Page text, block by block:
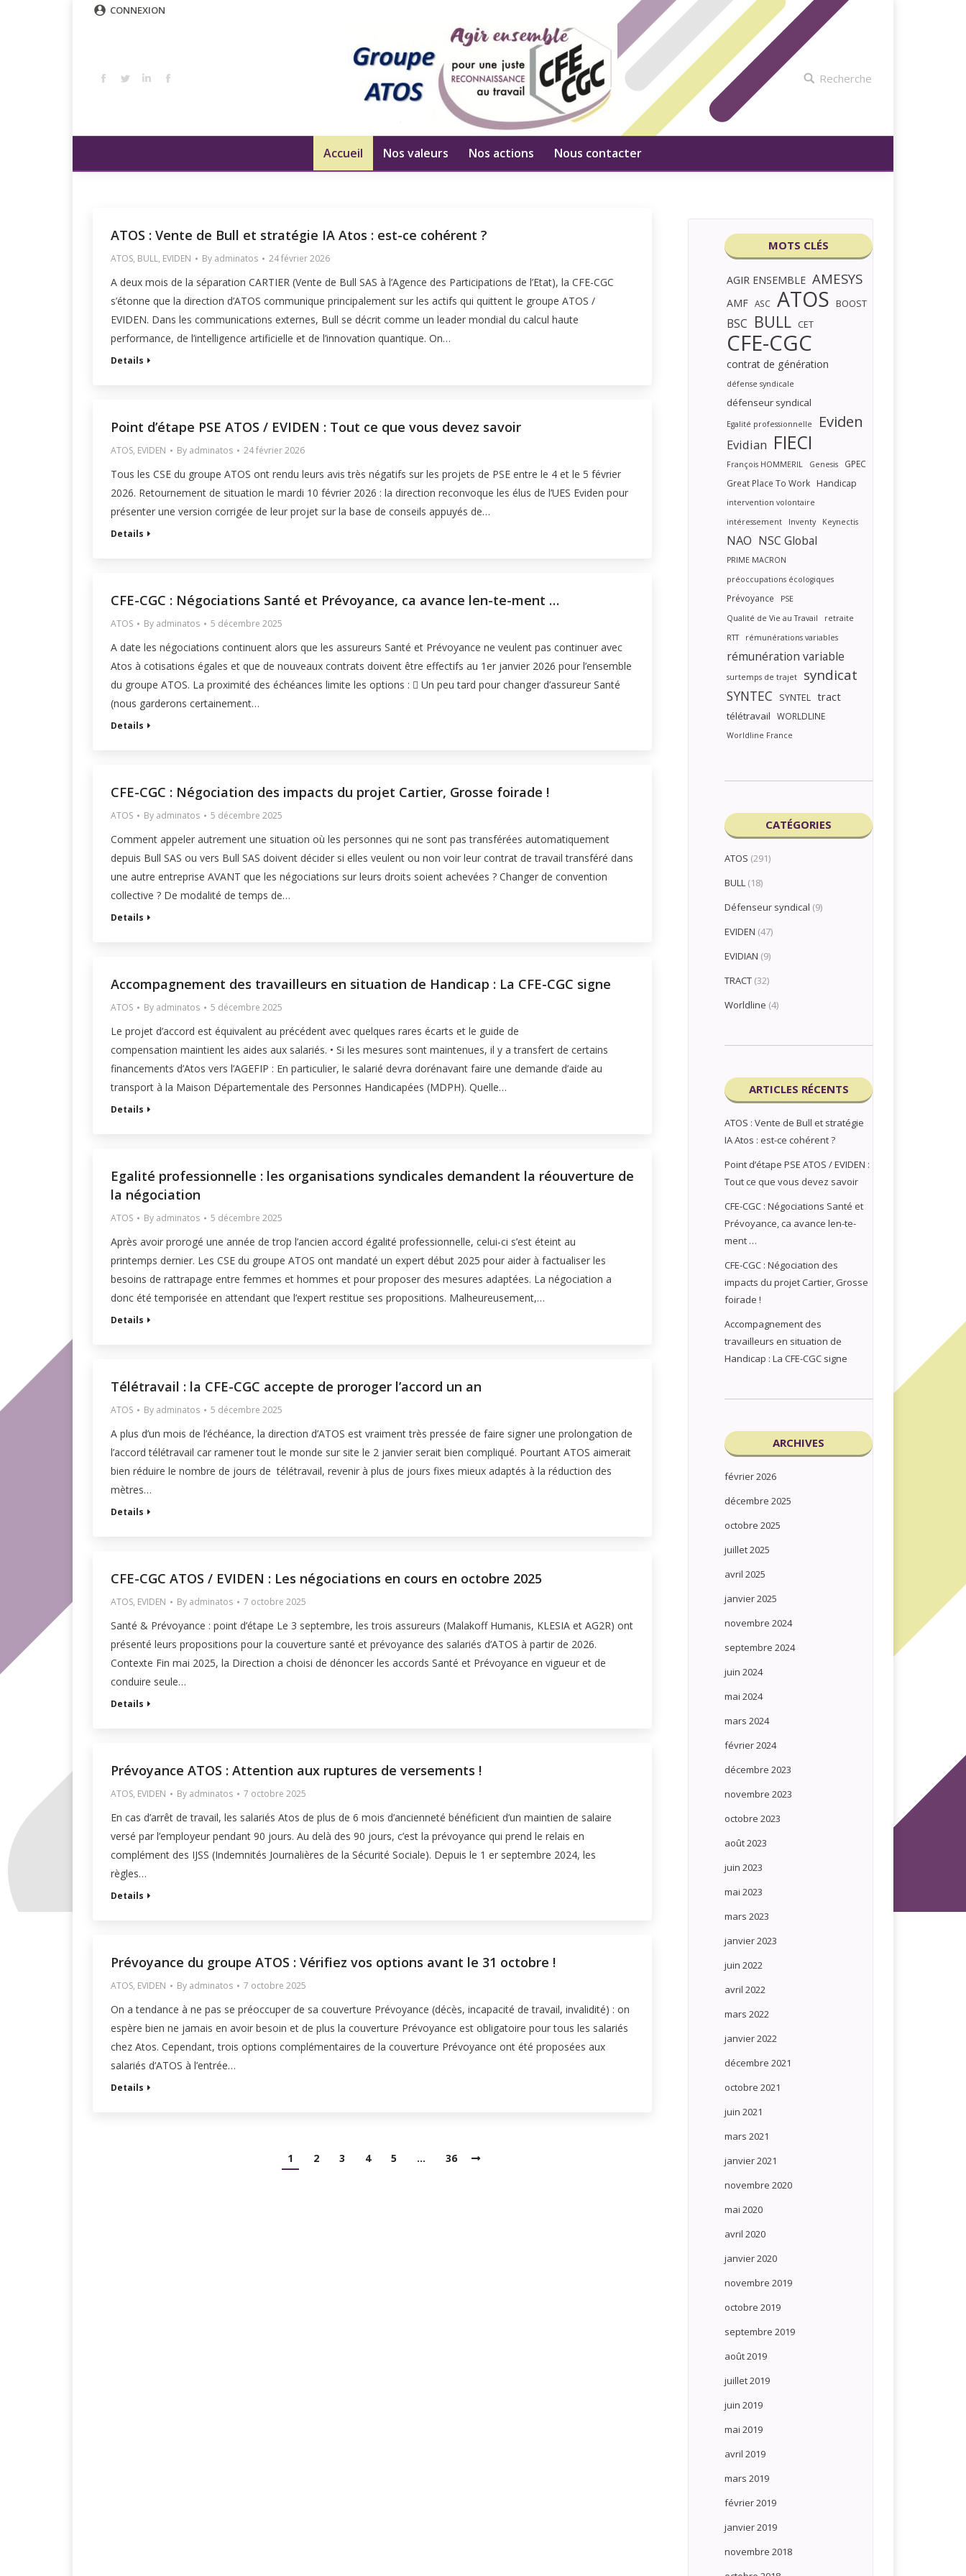
CONNEXION
Recherche
Accueil Nos valeurs Nos actions Nous contacter
ATOS : Vente de Bull et stratégie IA Atos : est-ce cohérent ?
ATOS, BULL, EVIDEN By adminatos 24 février 2026
A deux mois de la séparation CARTIER (Vente de Bull SAS à l’Agence des Participations de l’Etat), la CFE-CGC
s’étonne que la direction d’ATOS communique principalement sur les actifs qui quittent le groupe ATOS /
EVIDEN. Dans les communications externes, Bull se décrit comme un leader mondial du calcul haute
performance, de l’intelligence artificielle et de l’innovation quantique. On…
Details
Point d’étape PSE ATOS / EVIDEN : Tout ce que vous devez savoir
ATOS, EVIDEN By adminatos 24 février 2026
Tous les CSE du groupe ATOS ont rendu leurs avis très négatifs sur les projets de PSE entre le 4 et le 5 février
2026. Retournement de situation le mardi 10 février 2026 : la direction reconvoque les élus de l’UES Eviden pour
présenter une version corrigée de leur projet sur la base de conseils appuyés de…
Details
CFE-CGC : Négociations Santé et Prévoyance, ca avance len-te-ment …
ATOS By adminatos 5 décembre 2025
A date les négociations continuent alors que les assureurs Santé et Prévoyance ne veulent pas continuer avec
Atos à cotisations égales et que de nouveaux contrats doivent être effectifs au 1er janvier 2026 pour l’ensemble
du groupe ATOS. La proximité des échéances limite les options :  Un peu tard pour changer d’assureur Santé
(nous garderons certainement…
Details
CFE-CGC : Négociation des impacts du projet Cartier, Grosse foirade !
ATOS By adminatos 5 décembre 2025
Comment appeler autrement une situation où les personnes qui ne sont pas transférées automatiquement
depuis Bull SAS ou vers Bull SAS doivent décider si elles veulent ou non voir leur contrat de travail transféré dans
une autre entreprise AVANT que les négociations sur leurs droits soient achevées ? Changer de convention
collective ? De modalité de temps de…
Details
Accompagnement des travailleurs en situation de Handicap : La CFE-CGC signe
ATOS By adminatos 5 décembre 2025
Le projet d’accord est équivalent au précédent avec quelques rares écarts et le guide de
compensation maintient les aides aux salariés. • Si les mesures sont maintenues, il y a transfert de certains
financements d’Atos vers l’AGEFIP : En particulier, le salarié devra dorénavant faire une demande d’aide au
transport à la Maison Départementale des Personnes Handicapées (MDPH). Quelle…
Details
Egalité professionnelle : les organisations syndicales demandent la réouverture de
la négociation
ATOS By adminatos 5 décembre 2025
Après avoir prorogé une année de trop l’ancien accord égalité professionnelle, celui-ci s’est éteint au
printemps dernier. Les CSE du groupe ATOS ont mandaté un expert début 2025 pour aider à factualiser les
besoins de rattrapage entre femmes et hommes et pour proposer des mesures adaptées. La négociation a
donc été temporisée en attendant que l’expert restitue ses propositions. Malheureusement,…
Details
Télétravail : la CFE-CGC accepte de proroger l’accord un an
ATOS By adminatos 5 décembre 2025
A plus d’un mois de l’échéance, la direction d’ATOS est vraiment très pressée de faire signer une prolongation de
l’accord télétravail car ramener tout le monde sur site le 2 janvier serait bien compliqué. Pourtant ATOS aimerait
bien réduire le nombre de jours de télétravail, revenir à plus de jours fixes mieux adaptés à la réduction des
mètres…
Details
CFE-CGC ATOS / EVIDEN : Les négociations en cours en octobre 2025
ATOS, EVIDEN By adminatos 7 octobre 2025
Santé & Prévoyance : point d’étape Le 3 septembre, les trois assureurs (Malakoff Humanis, KLESIA et AG2R) ont
présenté leurs propositions pour la couverture santé et prévoyance des salariés d’ATOS à partir de 2026.
Contexte Fin mai 2025, la Direction a choisi de dénoncer les accords Santé et Prévoyance en vigueur et de
conduire seule…
Details
Prévoyance ATOS : Attention aux ruptures de versements !
ATOS, EVIDEN By adminatos 7 octobre 2025
En cas d’arrêt de travail, les salariés Atos de plus de 6 mois d’ancienneté bénéficient d’un maintien de salaire
versé par l’employeur pendant 90 jours. Au delà des 90 jours, c’est la prévoyance qui prend le relais en
complément des IJSS (Indemnités Journalières de la Sécurité Sociale). Depuis le 1 er septembre 2024, les
règles…
Details
Prévoyance du groupe ATOS : Vérifiez vos options avant le 31 octobre !
ATOS, EVIDEN By adminatos 7 octobre 2025
On a tendance à ne pas se préoccuper de sa couverture Prévoyance (décès, incapacité de travail, invalidité) : on
espère bien ne jamais en avoir besoin et de plus la couverture Prévoyance est obligatoire pour tous les salariés
chez Atos. Cependant, trois options complémentaires de la couverture Prévoyance ont été proposées aux
salariés d’ATOS à l’entrée…
Details
1 2 3 4 5 … 36
MOTS CLÉS
AGIR ENSEMBLE AMESYS
AMF ASC ATOS BOOST
BSC BULL CET
CFE-CGC
contrat de génération
défense syndicale
défenseur syndical
Egalité professionnelle Eviden
Evidian FIECI
François HOMMERIL Genesis
GPEC
Great Place To Work Handicap
intervention volontaire
intéressement
Inventy Keynectis
NAO NSC Global
PRIME MACRON
préoccupations écologiques
Prévoyance
PSE
Qualité de Vie au Travail
retraite
RTT
rémunérations variables
rémunération variable
surtemps de trajet syndicat
SYNTEC SYNTEL tract
télétravail WORLDLINE
Worldline France
CATÉGORIES
ATOS (291)
BULL (18)
Défenseur syndical (9)
EVIDEN (47)
EVIDIAN (9)
TRACT (32)
Worldline (4)
ARTICLES RÉCENTS
ATOS : Vente de Bull et stratégie
IA Atos : est-ce cohérent ?
Point d’étape PSE ATOS / EVIDEN :
Tout ce que vous devez savoir
CFE-CGC : Négociations Santé et
Prévoyance, ca avance len-te-
ment …
CFE-CGC : Négociation des
impacts du projet Cartier, Grosse
foirade !
Accompagnement des
travailleurs en situation de
Handicap : La CFE-CGC signe
ARCHIVES
février 2026
décembre 2025
octobre 2025
juillet 2025
avril 2025
janvier 2025
novembre 2024
septembre 2024
juin 2024
mai 2024
mars 2024
février 2024
décembre 2023
novembre 2023
octobre 2023
août 2023
juin 2023
mai 2023
mars 2023
janvier 2023
juin 2022
avril 2022
mars 2022
janvier 2022
décembre 2021
octobre 2021
juin 2021
mars 2021
janvier 2021
novembre 2020
mai 2020
avril 2020
janvier 2020
novembre 2019
octobre 2019
septembre 2019
août 2019
juillet 2019
juin 2019
mai 2019
avril 2019
mars 2019
février 2019
janvier 2019
novembre 2018